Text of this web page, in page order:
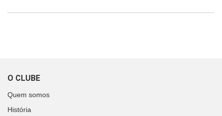
O CLUBE
Quem somos
História